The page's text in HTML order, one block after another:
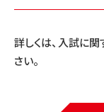
詳しくは、入試に
さい。